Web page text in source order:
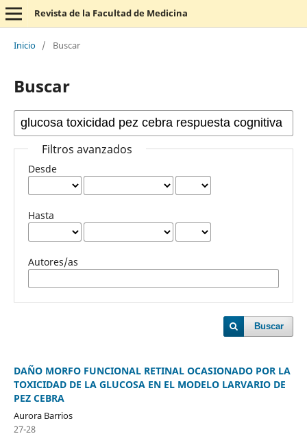
Revista de la Facultad de Medicina
Inicio / Buscar
Buscar
Filtros avanzados
Desde
Hasta
Autores/as
Buscar
DAÑO MORFO FUNCIONAL RETINAL OCASIONADO POR LA
TOXICIDAD DE LA GLUCOSA EN EL MODELO LARVARIO DE
PEZ CEBRA
Aurora Barrios
27-28